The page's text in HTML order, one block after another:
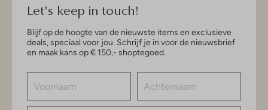
Let's keep in touch!
Blijf op de hoogte van de nieuwste items en exclusieve
deals, speciaal voor jou. Schrijf je in voor de nieuwsbrief
en maak kans op € 150,- shoptegoed.